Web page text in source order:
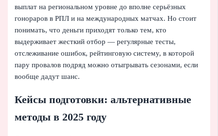
выплат на региональном уровне до вполне серьёзных
гонораров в РПЛ и на международных матчах. Но стоит
понимать, что деньги приходят только тем, кто
выдерживает жесткий отбор — регулярные тесты,
отслеживание ошибок, рейтинговую систему, в которой
пару провалов подряд можно отыгрывать сезонами, если
вообще дадут шанс.
Кейсы подготовки: альтернативные
методы в 2025 году